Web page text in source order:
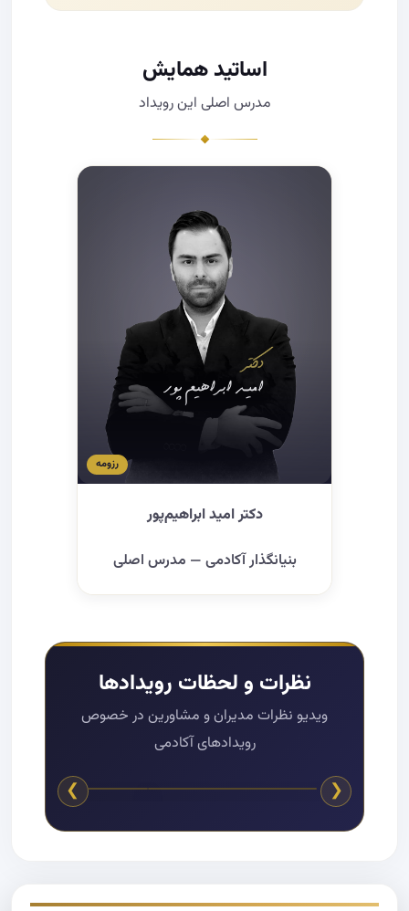
اساتید همایش
مدرس اصلی این رویداد
رزومه
دکتر امید ابراهیم‌پور
بنیانگذار آکادمی — مدرس اصلی
نظرات و لحظات رویدادها
ویدیو نظرات مدیران و مشاورین در خصوص
رویدادهای آکادمی
❮
❯